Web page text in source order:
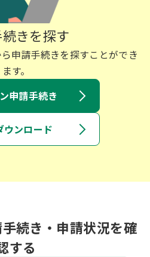
きを探す
申請手続きを探すことができ
ます。
申請手続き
ウンロード
続き・申請状況を確
する